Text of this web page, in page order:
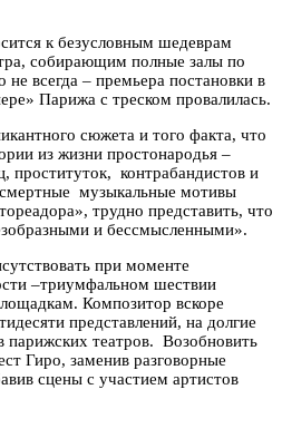
к безусловным шедеврам
собирающим полные залы по
всегда – премьера постановки в
Парижа с треском провалилась.
сюжета и того факта, что
из жизни простонародья –
проституток, контрабандистов и
музыкальные мотивы
трудно представить, что
и бессмысленными».
при моменте
–триумфальном шествии
Композитор вскоре
представлений, на долгие
парижских театров. Возобновить
Гиро, заменив разговорные
сцены с участием артистов